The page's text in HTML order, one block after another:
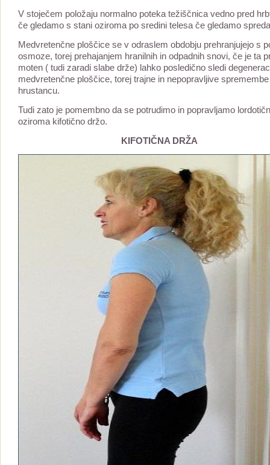
V stoječem položaju normalno poteka težiščnica vedno pred
če gledamo s stani oziroma po sredini telesa če gledamo
Medvretenčne ploščice se v odraslem obdobju prehranjujejo s
osmoze, torej prehajanjem hranilnih in odpadnih snovi, če je ta
moten ( tudi zaradi slabe drže) lahko posledično sledi
medvretenčne ploščice, torej trajne in nepopravljive
hrustancu.
Tudi zato je pomembno da se potrudimo in popravljamo
oziroma kifotično držo.
KIFOTIČNA DRŽA